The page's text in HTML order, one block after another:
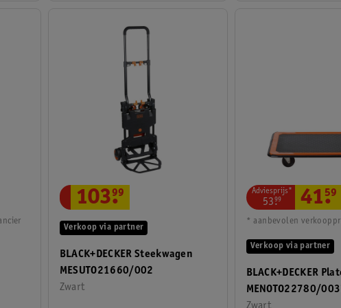
BLACK+DECKER Steekwagen
MESUTO21660/002
Zwart
Verkoop via partner
103.
99
BLACK+DECKER
MENOTO22780/
Zwart
Verkoop via partner
Adviesprijs*
53.
99 41.
59
* aanbevolen